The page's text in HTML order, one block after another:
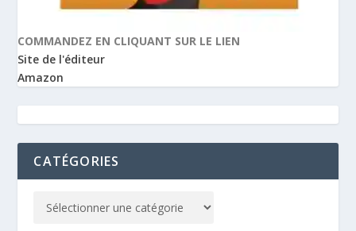
COMMANDEZ EN CLIQUANT SUR LE LIEN
Site de l'éditeur
Amazon
CATÉGORIES